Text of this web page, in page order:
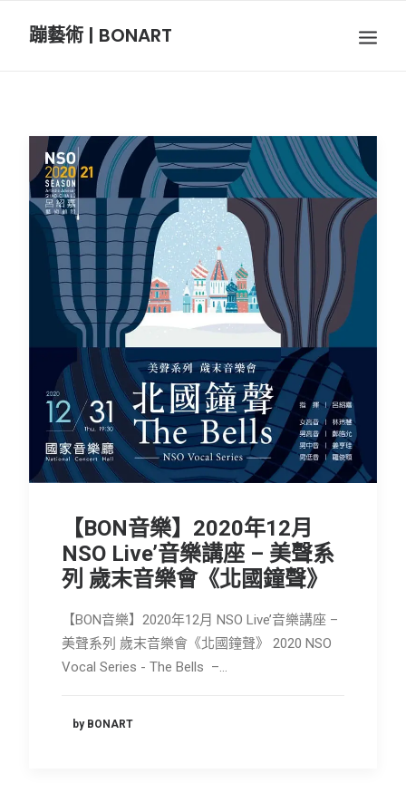
蹦藝術 | BONART
BON攝影
BON插畫
BON旅行
節慶長笛樂團
關於我們
會員專區
SEARCH
【BON音樂】2020年12月
NSO Live’音樂講座 – 美聲系
列 歲末音樂會《北國鐘聲》
【BON音樂】2020年12月 NSO Live’音樂講座 –
美聲系列 歲末音樂會《北國鐘聲》 2020 NSO
Vocal Series - The Bells –…
by BONART